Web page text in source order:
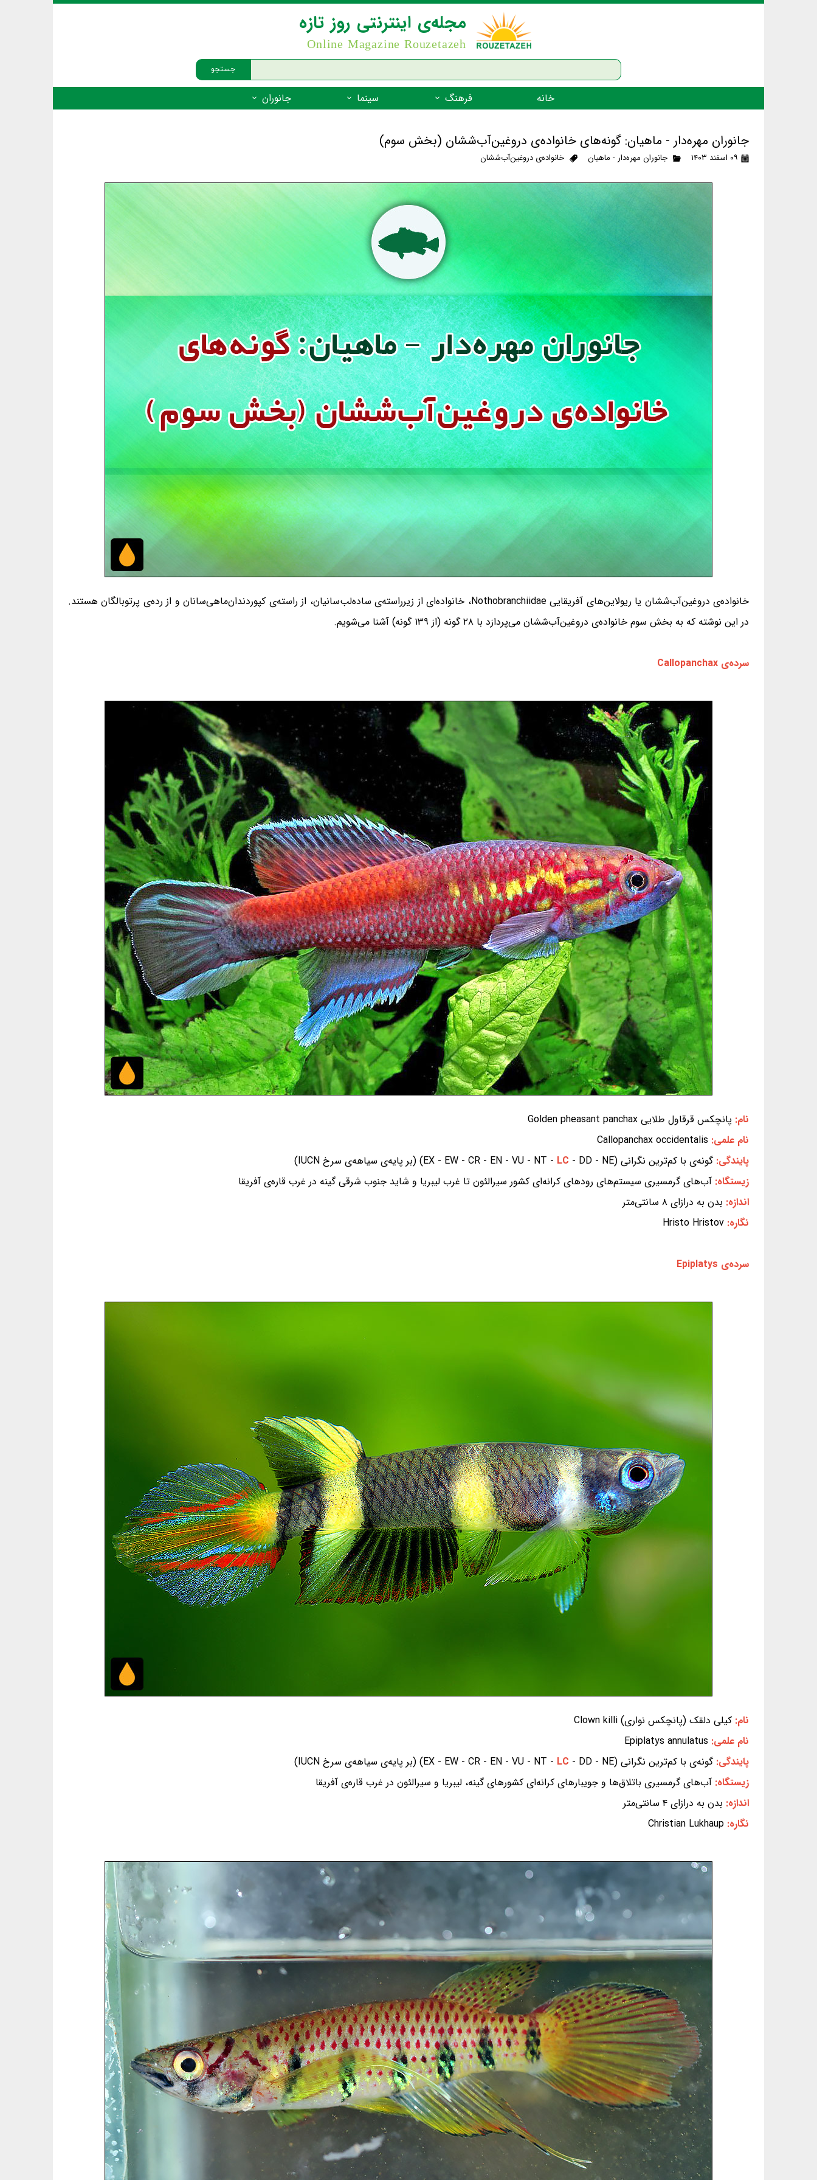
جستجو
مجله‌ی اینترنتی روز تازه
Online Magazine Rouzetazeh
خانه فرهنگ
نام‌نامه
شعر فارسی
زندگینامه‌ی بزرگان
گفتاورد
سینما
بهترین فیلم‌ها
جانوران
جانوران مهره‌دار - دوزیستان
جانوران مهره‌دار - ماهیان: گونه‌های خانواده‌ی دروغین‌آب‌ششان (بخش سوم)
۰۹ اسفند ۱۴۰۳ جانوران مهره‌دار - ماهیان خانواده‌ی دروغین‌آب‌ششان
خانواده‌ی دروغین‌آب‌ششان یا ریولاین‌های آفریقایی Nothobranchiidae، خانواده‌ای از زیرراسته‌ی ساده‌لب‌سانیان، از راسته‌ی کپوردندان‌ماهی‌سانان و از رده‌ی پرتوبالگان هستند.
در این نوشته که به بخش سوم خانواده‌ی دروغین‌آب‌ششان می‌پردازد با ۲۸ گونه (از ۱۳۹ گونه) آشنا می‌شویم.
سرده‌ی Callopanchax
نام: پانچکس قرقاول طلایی Golden pheasant panchax
نام علمی: Callopanchax occidentalis
پایندگی:گونه‌ی با کم‌ترین نگرانی (EX - EW - CR - EN - VU - NT - LC - DD - NE) (بر پایه‌ی سیاهه‌ی سرخ IUCN)
زیستگاه: آب‌های گرمسیری سیستم‌های رودهای کرانه‌ای کشور سیرالئون تا غرب لیبریا و شاید جنوب شرقی گینه در غرب قاره‌ی آفریقا
اندازه: بدن به درازای ۸ سانتی‌متر
نگاره: Hristo Hristov
سرده‌ی Epiplatys
نام: کیلی دلقک (پانچکس نواری) Clown killi
نام علمی: Epiplatys annulatus
پایندگی:گونه‌ی با کم‌ترین نگرانی (EX - EW - CR - EN - VU - NT - LC - DD - NE) (بر پایه‌ی سیاهه‌ی سرخ IUCN)
زیستگاه: آب‌های گرمسیری باتلاق‌ها و جویبارهای کرانه‌ای کشورهای گینه، لیبریا و سیرالئون در غرب قاره‌ی آفریقا
اندازه: بدن به درازای ۴ سانتی‌متر
نگاره: Christian Lukhaup